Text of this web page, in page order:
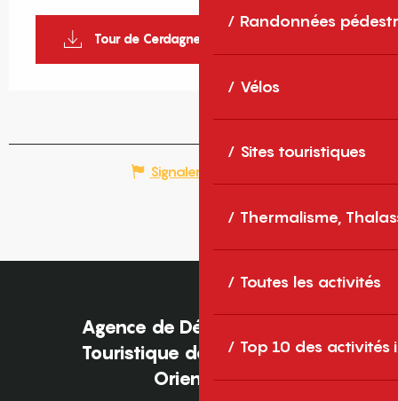
Randonnées
Vélos
Sites touristiques
Thermalisme,
Toutes les activités
Top 10 des activités
Tour de Cerdagne GR®P_1
Signaler une erreur
Agence de Développement
Touristique des Pyrénées-
Orientales